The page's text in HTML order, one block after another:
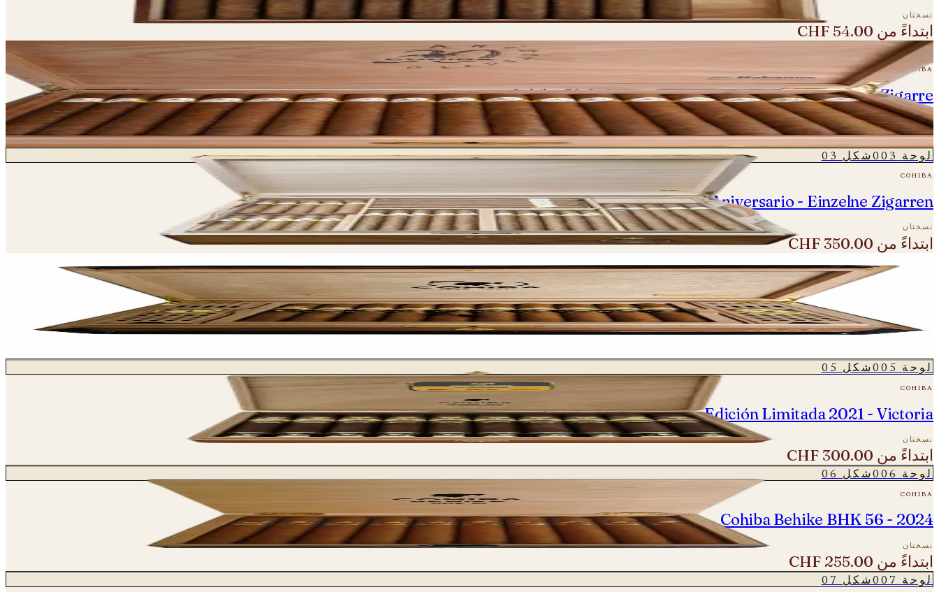
نسختان
ابتداءً من CHF 54.00
لوحة 002
cohiba
Cohiba 30 Aniversario - Robusto Especial - Einzelne Zigarre
نسخة واحدة
CHF 850.00
لوحة 003 شكل 03
cohiba
Cohiba 35 Aniversario - Einzelne Zigarren
نسختان
ابتداءً من CHF 350.00
شكل 04
Cohiba 50 Aniversario - Majestuosos 1966 Humidor
نسختان
لوحة 005 شكل 05
cohiba
Cohiba 55 Aniversario Edición Limitada 2021 - Victoria
نسختان
ابتداءً من CHF 300.00
لوحة 006 شكل 06
cohiba
Cohiba Behike BHK 56 - 2024
نسختان
ابتداءً من CHF 255.00
لوحة 007 شكل 07